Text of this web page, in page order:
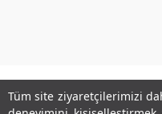
Tüm site ziyaretçilerimizi
Kurumsal